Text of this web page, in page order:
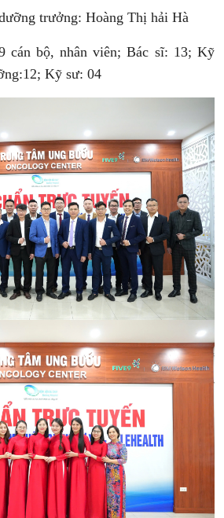
trưởng: Hoàng Thị hải Hà
cán bộ, nhân viên; Bác sĩ: 13; Kỹ
Kỹ sư: 04